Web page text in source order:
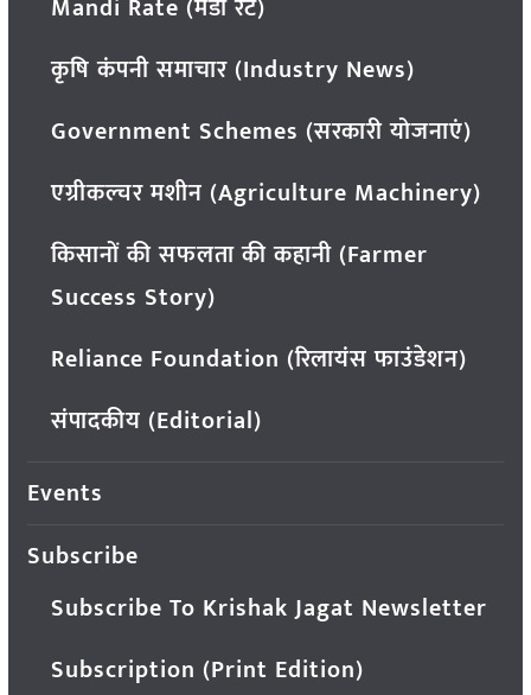
Mandi Rate (मंडी रेट)
कृषि कंपनी समाचार (Industry News)
Government Schemes (सरकारी योजनाएं)
एग्रीकल्चर मशीन (Agriculture Machinery)
किसानों की सफलता की कहानी (Farmer
Success Story)
Reliance Foundation (रिलायंस फाउंडेशन)
संपादकीय (Editorial)
Events
Subscribe
Subscribe To Krishak Jagat Newsletter
Subscription (Print Edition)